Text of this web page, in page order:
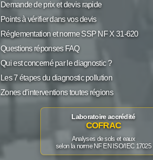
Demande de prix et devis rapide
Points à vérifier dans vos devis
Réglementation et norme SSP NF X 31-620
Questions réponses FAQ
Qui est concerné par le diagnostic ?
Les 7 étapes du diagnostic pollution
Zones d’interventions toutes régions
Laboratoire accrédité
COFRAC
Analyses de sols et eaux
selon la norme NF EN ISO/IEC 17025